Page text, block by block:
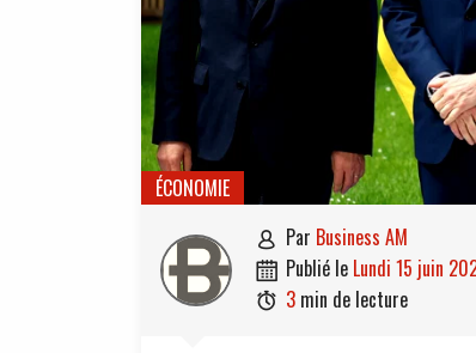
ÉCONOMIE
 par Business AM
 publié le lundi 15 juin
 3 min de lecture